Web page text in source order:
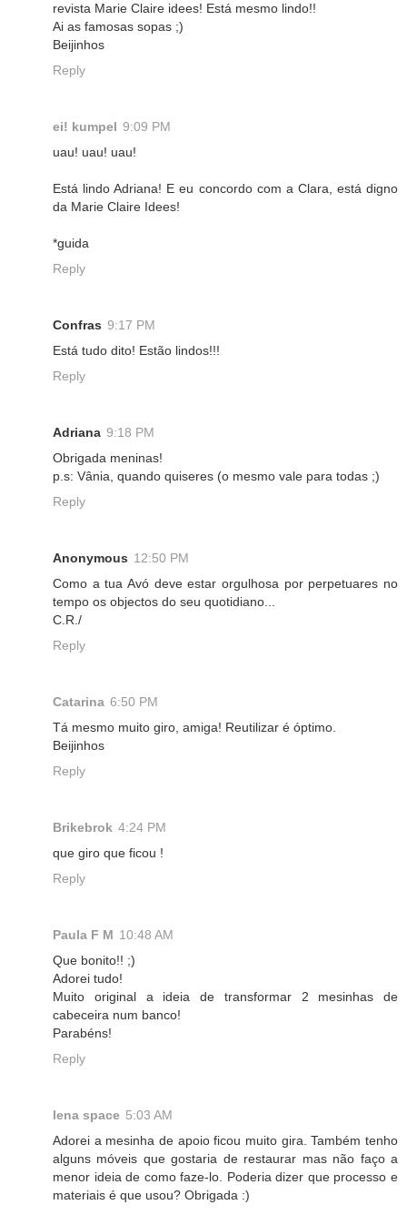
revista Marie Claire idees! Está mesmo lindo!!
Ai as famosas sopas ;)
Beijinhos
Reply
ei! kumpel 9:09 PM
uau! uau! uau!
Está lindo Adriana! E eu concordo com a Clara, está digno
da Marie Claire Idees!
*guida
Reply
Confras 9:17 PM
Está tudo dito! Estão lindos!!!
Reply
Adriana 9:18 PM
Obrigada meninas!
p.s: Vânia, quando quiseres (o mesmo vale para todas ;)
Reply
Anonymous 12:50 PM
Como a tua Avó deve estar orgulhosa por perpetuares no
tempo os objectos do seu quotidiano...
C.R./
Reply
Catarina 6:50 PM
Tá mesmo muito giro, amiga! Reutilizar é óptimo.
Beijinhos
Reply
Brikebrok 4:24 PM
que giro que ficou !
Reply
Paula F M 10:48 AM
Que bonito!! ;)
Adorei tudo!
Muito original a ideia de transformar 2 mesinhas de
cabeceira num banco!
Parabéns!
Reply
lena space 5:03 AM
Adorei a mesinha de apoio ficou muito gira. Também tenho
alguns móveis que gostaria de restaurar mas não faço a
menor ideia de como faze-lo. Poderia dizer que processo e
materiais é que usou? Obrigada :)